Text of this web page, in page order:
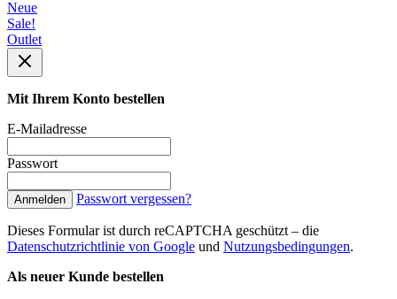
Neue
Sale!
Outlet
Mit Ihrem Konto bestellen
E-Mailadresse
Passwort
Anmelden Passwort vergessen?
Dieses Formular ist durch reCAPTCHA geschützt – die
Datenschutzrichtlinie von Google und Nutzungsbedingungen.
Als neuer Kunde bestellen